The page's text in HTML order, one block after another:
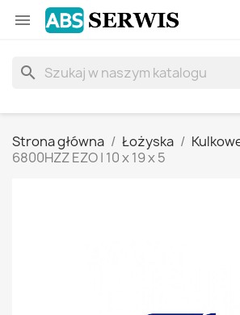

search
Strona główna Łożyska
6800HZZ EZO | 10 x 19 x 5